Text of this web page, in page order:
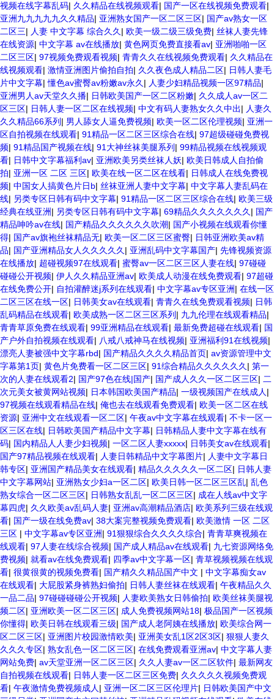
视频在线字幕乱码| 久久精品在线视频观看| 国产一区在线视频免费观看|
亚洲九九九九九久久精品| 亚洲熟女国产一区二区三区| 国产av熟女一区
二区三| 人妻 中文字幕 综合久久 | 欧美一级二级三级免费| 丝袜人妻先锋
在线资源| 中文字幕 av在线播放| 黄色网页免费直接看av| 亚洲啪啪一区
二区三区| 97视频免费观看视频| 青青久久在线视频免费观看| 久久精品在
线视频观看| 激情亚洲图片偷拍自拍| 久久夜色成人精品二区| 日韩人妻毛
片中文字幕|懂色av蜜臀av粉嫩av永久 | 人妻少妇精品视频一区97精品|
亚洲男人av天堂久久播| 日韩欧美国产一区二区粉嫩| 久久成人av一区二
区三区| 日韩人妻一区二区在线视频| 中文有码人妻熟女久久中出| 人妻久
久久精品66系列 | 男人舔女人逼免费视频| 欧美一区二区伦理视频| 亚洲一
区自拍视频在线观看| 91精品一区二区三区综合在线| 97超级碰碰免费视
频| 91精品国产视频在线| 91大神丝袜美腿系列 | 99精品视频在线视频观
看| 日韩中文字幕福利av| 亚洲欧美另类丝袜人妖| 欧美日韩成人自拍偷
拍| 亚洲一区 二区 三区| 欧美在线一区二区在线看| 日韩成人在线免费视
频| 中国女人搞黄色片日b| 丝袜亚洲人妻中文字幕| 中文字幕人妻乱码在
线| 另类专区日韩有码中文字幕| 91精品一区二区三区综合在线| 欧美三级
经典在线亚洲| 另类专区日韩有码中文字幕| 69精品久久久久久久久 | 国产
精品呻吟av在线| 国产精品久久久久久久吹潮| 国产小视频在线观看你懂
得| 国产av旗袍丝袜精品无| 欧美一区二区三区蜜臀| 日韩亚洲欧美av精
品| 国产亚洲精品女人久久久久久 | 亚洲乱码中文字幕国产| 先锋视频资源
在线播放| 超碰视频97在线观看| 蜜臀av一区二区三区人妻在线| 97碰碰
碰碰公开视频| 伊人久久精品亚洲av| 欧美成人动漫在线免费观看| 97超碰
在线免费公开| 自拍灌醉迷j系列在线观看| 中文字幕av专区亚洲| 在线一区
二区三区在线一区| 日韩美女av在线观看| 青青久在线免费观看视频| 日韩
乱码精品在线观看| 欧美成熟一区二区三区系列 | 九九伦理在线观看精品|
青青草原免费在线观看| 99亚洲精品在线观看| 最新免费超碰在线观看| 国
产户外自拍视频在线观看| 八戒八戒神马在线视频| 亚洲福利91在线视频|
漂亮人妻被强中文字幕rbd| 国产精品久久久久精品首页| av资源管理中文
字幕第1页| 黄色片免费看一区二区三区| 91综合精品久久久久久久 | 第一
次的人妻在线观看2| 国产97色在线|国产| 国产成人久久一区二区三区| 二
次元美女被黄网站视频| 日本韩国欧美国产精品| 一级视频国产在线成人 |
97视频在线观看精品在线| 俺也去在线观看免费观看| 欧美一区二区在线
资源| 亚洲中文在线观看一区二区| 午夜av中文字幕在线观看| 不卡一区一
区三区在线| 日韩欧美国产精品中文字幕| 日韩精品人妻中文字幕在线有
码| 国内精品人人妻少妇视频| 一区二区人妻xxxxx| 日韩美女av在线观看|
国产97精品视频在线观看| 人妻日韩精品中文字幕图片| 人妻中文字幕日
韩专区| 亚洲国产精品美女在线观看| 精品久久久久久一区二区| 日韩人妻
中文字幕网站| 亚洲熟女少妇a一区二区| 欧美日韩一区二区三区乱| 乱色
熟女综合一区二区三区| 日韩熟女乱乱一区二区三区| 成在人线av中文字
幕四虎| 久久欧美av乱码人妻| 亚洲av高潮精品酒店| 欧美系列三级在线观
看| 国产一级在线免费av| 38大案完整视频免费观看| 欧美激情 一区 二区
三区 | 中文字幕av专区亚洲| 91狠狠综合久久久久综合| 青青草爽视频在
线观看| 97人妻在线综合视频| 国产成人精品av在线观看| 九七资源网络免
费视频| 就看av在线免费观看| 四季av中文字幕一区| 青草视频视频在线观
看| 很黄很黄的视频免费看| 国产精久久精品国产中文 | 中文字幕痴女av
在线观看| 大屁股紧身裤熟妇偷拍| 日韩人妻丝袜在线观看| 午夜精品久久
一品二品| 97碰碰碰碰公开视频| 人妻欧美熟女日韩偷拍| 欧美丝袜美腿视
频二区| 亚洲欧美一区二区三区| 成人免费视频网站18| 极品国产一区视频
你懂得| 欧美日韩在线观看三级| 国产成人老阿姨在线播放| 欧美综合网一
区二区三区| 亚洲图片校园激情欧美| 亚洲美女乱1区2区3区| 狠狠人妻久
久久久专区| 熟女乱色一区二区三区| 在线免费观看亚洲av| 中文字幕人妻
网站免费| av天堂亚洲一区二区三区| 久久人妻av一区二区软件| 最新网友
自拍视频在线观看| 日韩人妻一区二区三区免费| 久久久久久视频免费观
看| 午夜激情免费视频成人 | 亚洲一区二区三区伦理片| 日韩欧美国产中文